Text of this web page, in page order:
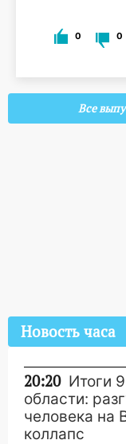
0 0
Все
Новость часа
20:20 Итоги
области:
человека на
коллапс